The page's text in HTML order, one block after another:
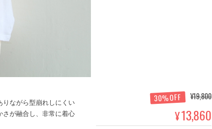
りながら型崩れしにくい
さが融合し、非常に着心
30%OFF ¥19,800
¥13,860